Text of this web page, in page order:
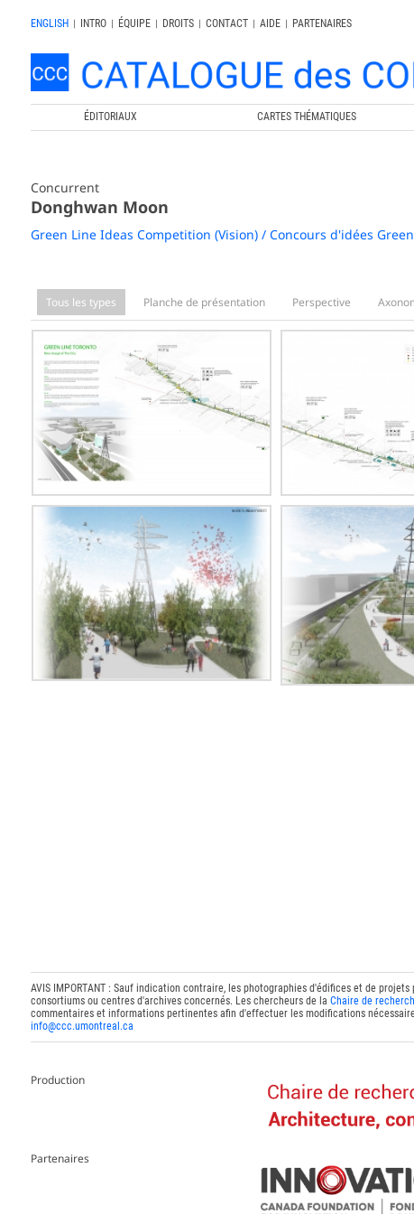
ENGLISH | INTRO | ÉQUIPE | DROITS | CONTACT | AIDE |
PARTENAIRES
ÉDITORIAUX CARTES THÉMATIQUES
Concurrent
Donghwan Moon
Green Line Ideas Competition (Vision) / Concours d'idées
Tous les types Planche de présentation Perspective
AVIS IMPORTANT : Sauf indication contraire, les photographies d'édifices et de
consortiums ou centres d'archives concernés. Les chercheurs de la Chaire de
commentaires et informations pertinentes afin d'effectuer les modifications
info@ccc.umontreal.ca
Production
Partenaires